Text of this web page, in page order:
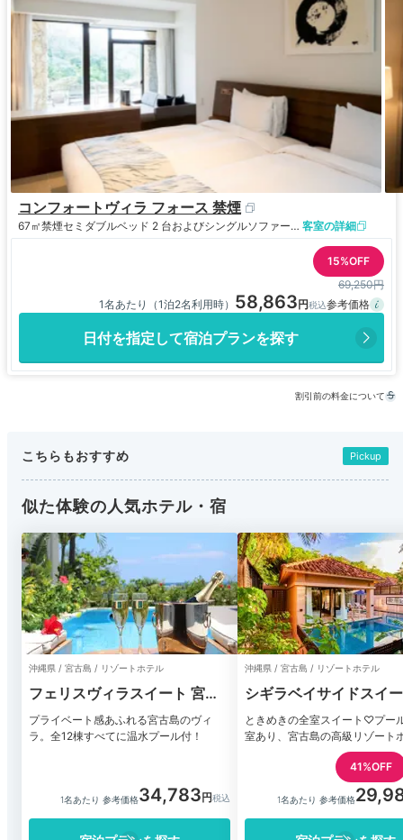
コンフォートヴィラ フォース 禁煙
67㎡禁煙 セミダブルベッド 2 台およびシングルソファーベッド 2 台 客室の詳細
15%OFF
69,250円
1名あたり（1泊2名利用時） 58,863
日付を指定して宿泊プランを探す
割引前の料金について
こちらもおすすめ Pickup
似た体験の人気ホテル・宿
沖縄県 / 宮古島 / リゾートホテル
フェリスヴィラスイート 宮古
島・上野
プライベート感あふれる宮古島のヴィ
ラ。全12棟すべてに温水プール付！
1名あたり 参考価格34,783
沖縄県 / 宮古島 / リゾートホテル
シギラベイサイドスイ
ラマンダ（宮古島）
ときめきの全室スイート♡プー
室あり、宮古島の高級リゾート
41%OFF
1名あたり 参考価格